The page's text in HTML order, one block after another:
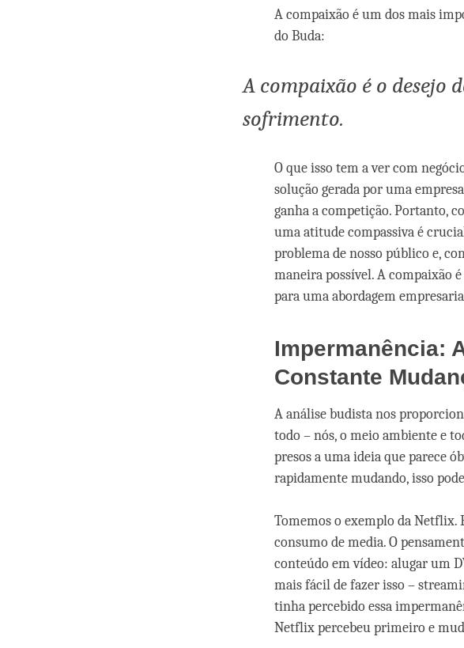
A compaixão é um dos mais
do Buda:
A compaixão é o desejo
sofrimento.
O que isso tem a ver com
solução gerada por uma
ganha a competição. Portanto,
uma atitude compassiva é
problema de nosso público e,
maneira possível. A compaixão
para uma abordagem
Impermanência:
Constante
A análise budista nos
todo – nós, o meio ambiente e
presos a uma ideia que parece
rapidamente mudando, isso
Tomemos o exemplo da Netflix.
consumo de media. O
conteúdo em vídeo: alugar um
mais fácil de fazer isso –
tinha percebido essa
Netflix percebeu primeiro e